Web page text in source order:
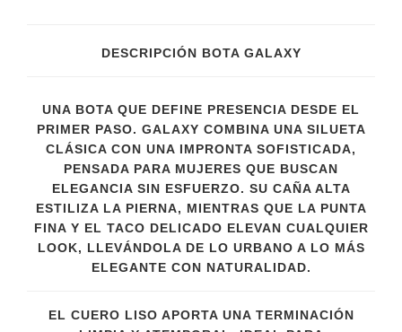
DESCRIPCIÓN BOTA GALAXY
UNA BOTA QUE DEFINE PRESENCIA DESDE EL
PRIMER PASO. GALAXY COMBINA UNA SILUETA
CLÁSICA CON UNA IMPRONTA SOFISTICADA,
PENSADA PARA MUJERES QUE BUSCAN
ELEGANCIA SIN ESFUERZO. SU CAÑA ALTA
ESTILIZA LA PIERNA, MIENTRAS QUE LA PUNTA
FINA Y EL TACO DELICADO ELEVAN CUALQUIER
LOOK, LLEVÁNDOLA DE LO URBANO A LO MÁS
ELEGANTE CON NATURALIDAD.
EL CUERO LISO APORTA UNA TERMINACIÓN